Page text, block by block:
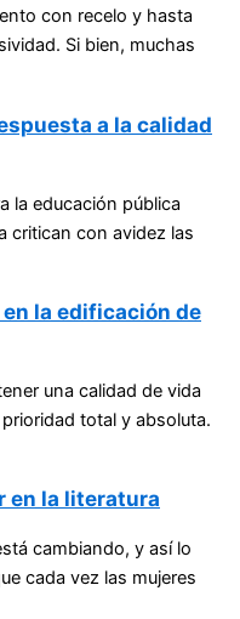
con recelo y hasta
Si bien, muchas
a la calidad
la educación pública
critican con avidez las
la edificación de
una calidad de vida
total y absoluta.
en la literatura
cambiando, y así lo
cada vez las mujeres